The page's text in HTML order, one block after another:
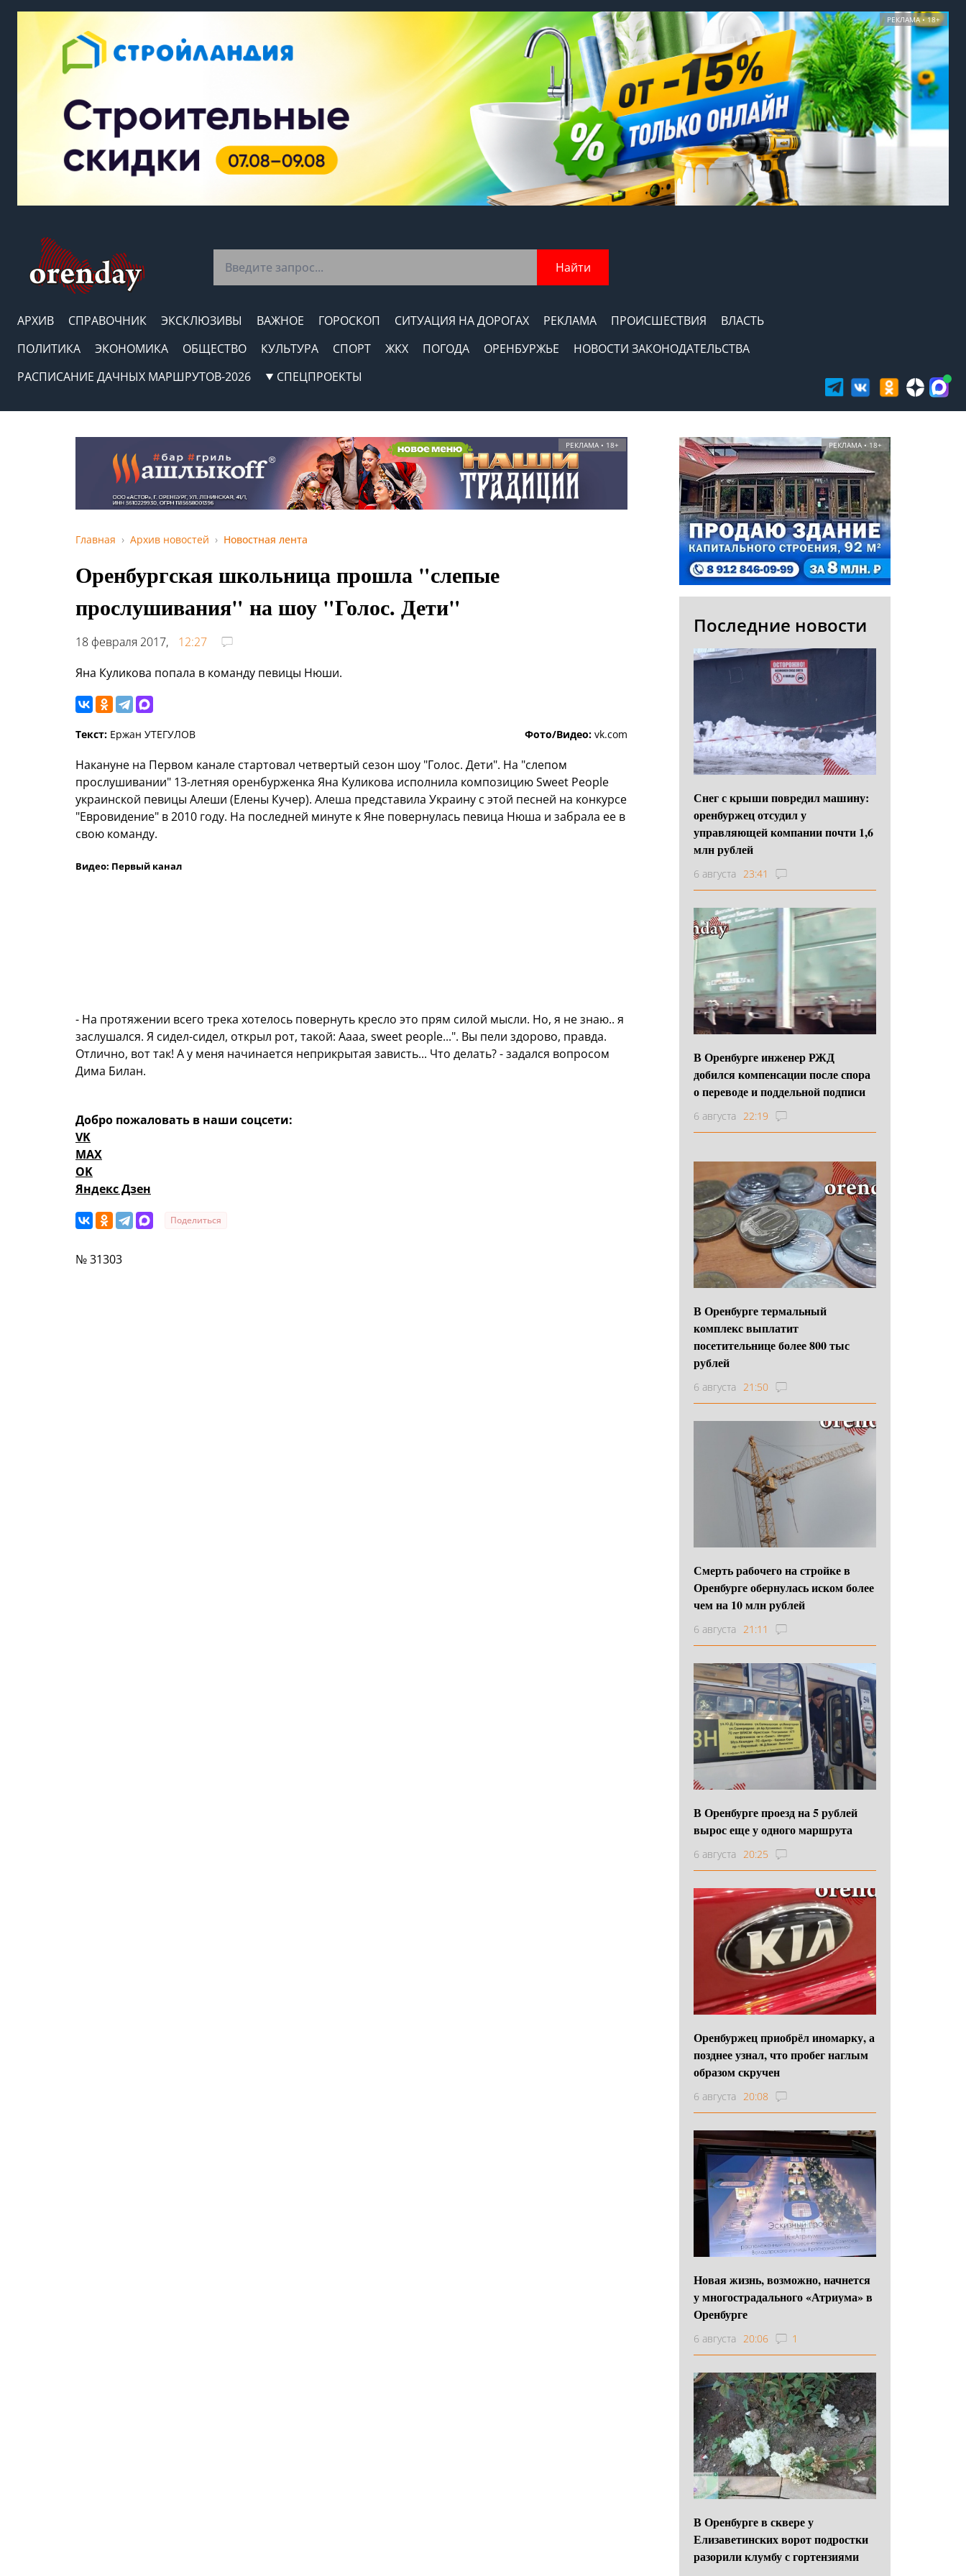
РЕКЛАМА • 18+
Найти
АРХИВ СПРАВОЧНИК ЭКСКЛЮЗИВЫ ВАЖНОЕ ГОРОСКОП СИТУАЦИЯ НА ДОРОГАХ РЕКЛАМА ПРОИСШЕСТВИЯ
ВЛАСТЬ
ПОЛИТИКА
ЭКОНОМИКА ОБЩЕСТВО КУЛЬТУРА СПОРТ ЖКХ ПОГОДА ОРЕНБУРЖЬЕ
НОВОСТИ ЗАКОНОДАТЕЛЬСТВА
РАСПИСАНИЕ ДАЧНЫХ МАРШРУТОВ-2026
СПЕЦПРОЕКТЫ
РЕКЛАМА • 18+
Главная Архив новостей Новостная лента
Оренбургская школьница прошла "слепые
прослушивания" на шоу "Голос. Дети"
18 февраля 2017,
12:27
Яна Куликова попала в команду певицы Нюши.
Текст: Ержан УТЕГУЛОВ Фото/Видео: vk.com
Накануне на Первом канале стартовал четвертый сезон шоу "Голос. Дети". На "слепом
прослушивании" 13-летняя оренбурженка Яна Куликова исполнила композицию Sweet People
украинской певицы Алеши (Елены Кучер). Алеша представила Украину с этой песней на конкурсе
"Евровидение" в 2010 году. На последней минуте к Яне повернулась певица Нюша и забрала ее в
свою команду.
Видео: Первый канал
- На протяжении всего трека хотелось повернуть кресло это прям силой мысли. Но, я не знаю.. я
заслушался. Я сидел-сидел, открыл рот, такой: Aaaa, sweet people...". Вы пели здорово, правда.
Отлично, вот так! А у меня начинается неприкрытая зависть... Что делать? - задался вопросом
Дима Билан.
Добро пожаловать в наши соцсети:
VK
MAX
OK
Яндекс Дзен
Поделиться
№ 31303
РЕКЛАМА • 18+
Последние новости
Снег с крыши повредил машину:
оренбуржец отсудил у
управляющей компании почти 1,6
млн рублей
6 августа 23:41
В Оренбурге инженер РЖД
добился компенсации после спора
о переводе и поддельной подписи
6 августа 22:19
В Оренбурге термальный
комплекс выплатит
посетительнице более 800 тыс
рублей
6 августа 21:50
Смерть рабочего на стройке в
Оренбурге обернулась иском более
чем на 10 млн рублей
6 августа 21:11
В Оренбурге проезд на 5 рублей
вырос еще у одного маршрута
6 августа 20:25
Оренбуржец приобрёл иномарку, а
позднее узнал, что пробег наглым
образом скручен
6 августа 20:08
Новая жизнь, возможно, начнется
у многострадального «Атриума» в
Оренбурге
6 августа 20:06 1
В Оренбурге в сквере у
Елизаветинских ворот подростки
разорили клумбу с гортензиями